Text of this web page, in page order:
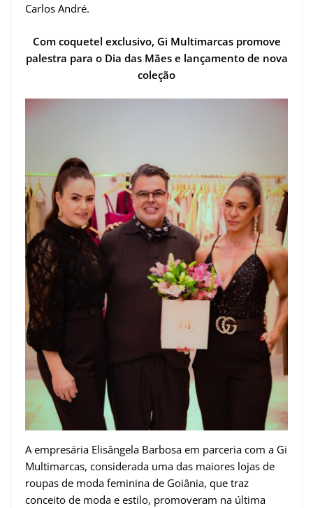
Carlos André.
Com coquetel exclusivo, Gi Multimarcas promove
palestra para o Dia das Mães e lançamento de nova
coleção
A empresária Elisângela Barbosa em parceria com a Gi
Multimarcas, considerada uma das maiores lojas de
roupas de moda feminina de Goiânia, que traz
conceito de moda e estilo, promoveram na última